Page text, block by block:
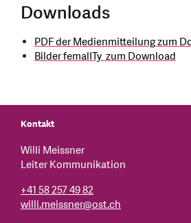
Downloads
PDF der Medienmitteilung zum
Bilder femalITy zum Download
Kontakt
Willi Meissner
Leiter Kommunikation
+41 58 257 49 82
willi.meissner@ost.ch